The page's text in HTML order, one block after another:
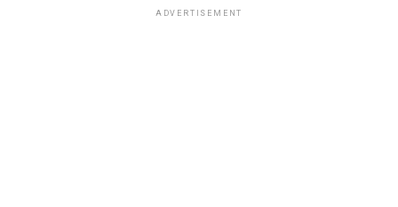
ADVERTISEMENT